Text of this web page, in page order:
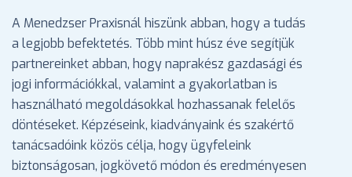
A Menedzser Praxisnál hiszünk abban, hogy a tudás
a legjobb befektetés. Több mint húsz éve segítjük
partnereinket abban, hogy naprakész gazdasági és
jogi információkkal, valamint a gyakorlatban is
használható megoldásokkal hozhassanak felelős
döntéseket. Képzéseink, kiadványaink és szakértő
tanácsadóink közös célja, hogy ügyfeleink
biztonságosan, jogkövető módon és eredményesen